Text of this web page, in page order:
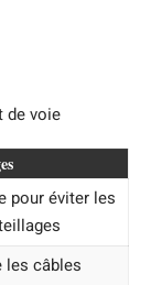
de voie
pour éviter les
les câbles